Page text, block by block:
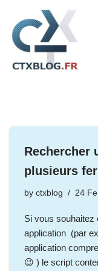
Skip
to
content
Rechercher
plusieurs
by ctxblog 24
Si vous
application (par
application
😉 ) le script